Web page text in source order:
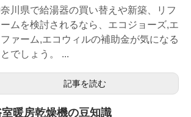
川県で給湯器の買い替えや新築、リフ
ームを検討されるなら、エコジョーズ,エ
ァーム,エコウィルの補助金が気になる
でしょう。 ...
記事を読む
暖房乾燥機の豆知識